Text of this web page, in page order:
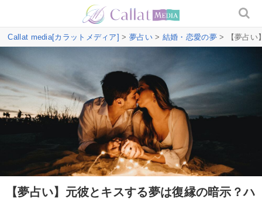
Callat media[カラットメディア] > 夢占い> 結婚・恋愛の夢> 【夢占い
【夢占い】元彼とキスする夢は復縁の暗示？ハ